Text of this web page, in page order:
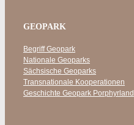
GEOPARK
Begriff Geopark
Nationale Geoparks
Sächsische Geoparks
Transnationale Kooperationen
Geschichte Geopark Porphyrland